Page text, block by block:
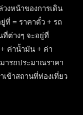
งหน้าของการเดิน
ที่ = ราคาตั๋ว + รถ
ต่างๆ จะอยู่ที่
ค่าน้ำมัน + ค่า
ารถประมาณราคา
ข้าสถานที่ท่องเที่ยว